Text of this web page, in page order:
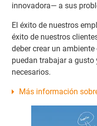
innovadora— a sus
El éxito de nuestros
éxito de nuestros
deber crear un
puedan trabajar a
necesarios.
Más información